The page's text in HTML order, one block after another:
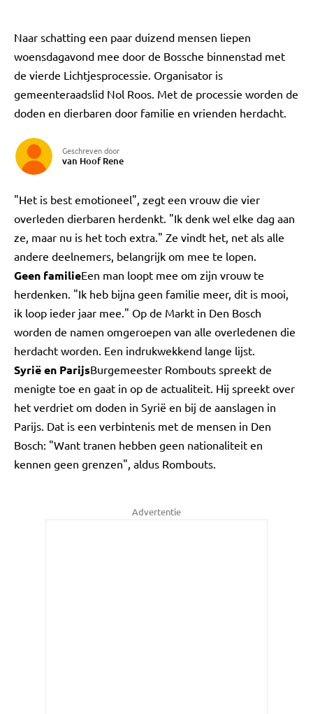
Naar schatting een paar duizend mensen liepen
woensdagavond mee door de Bossche binnenstad met
de vierde Lichtjesprocessie. Organisator is
gemeenteraadslid Nol Roos. Met de processie worden de
doden en dierbaren door familie en vrienden herdacht.
Geschreven door
van Hoof Rene
"Het is best emotioneel", zegt een vrouw die vier
overleden dierbaren herdenkt. "Ik denk wel elke dag aan
ze, maar nu is het toch extra." Ze vindt het, net als alle
andere deelnemers, belangrijk om mee te lopen.
Geen familieEen man loopt mee om zijn vrouw te
herdenken. "Ik heb bijna geen familie meer, dit is mooi,
ik loop ieder jaar mee." Op de Markt in Den Bosch
worden de namen omgeroepen van alle overledenen die
herdacht worden. Een indrukwekkend lange lijst.
Syrië en ParijsBurgemeester Rombouts spreekt de
menigte toe en gaat in op de actualiteit. Hij spreekt over
het verdriet om doden in Syrië en bij de aanslagen in
Parijs. Dat is een verbintenis met de mensen in Den
Bosch: "Want tranen hebben geen nationaliteit en
kennen geen grenzen", aldus Rombouts.
Advertentie